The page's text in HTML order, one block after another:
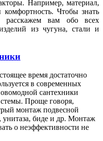
Например, материал,
комфортность. Чтобы знать
вам обо всех
из чугуна, стали и
время достаточно
в современных
сантехники
Проще говоря,
монтаж подвесной
биде и др. Монтаж
о неэффективности не